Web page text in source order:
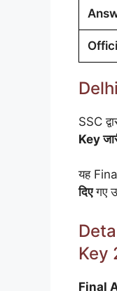
SSC
Key
यह
दिएगए
Key
Final